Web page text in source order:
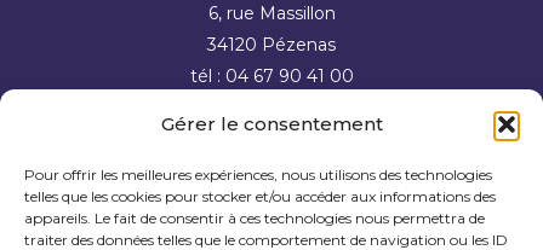
Gérer le consentement
Pour offrir les meilleures expériences, nous utilisons des technologies
telles que les cookies pour stocker et/ou accéder aux informations des
appareils. Le fait de consentir à ces technologies nous permettra de
traiter des données telles que le comportement de navigation ou les ID
6, rue Massillon
34120 Pézenas
tél : 04 67 90 41 00
Foire aux questions
Contactez-nous